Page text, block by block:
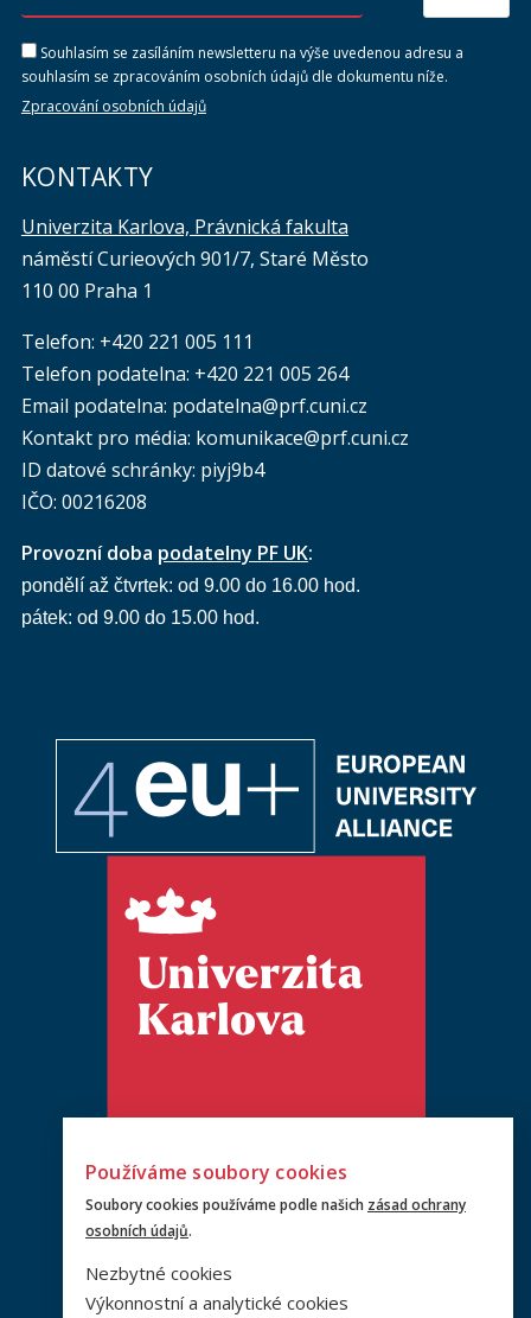
Souhlasím se zasíláním newsletteru na výše uvedenou adresu a
souhlasím se zpracováním osobních údajů dle dokumentu níže.
Zpracování osobních údajů
KONTAKTY
Univerzita Karlova, Právnická fakulta
náměstí Curieových 901/7, Staré Město
110 00 Praha 1
Telefon: +420 221 005 111
Telefon podatelna: +420 221 005 264
Email podatelna: podatelna@prf.cuni.cz
Kontakt pro média: komunikace@prf.cuni.cz
ID datové schránky: piyj9b4
IČO: 00216208
Provozní doba podatelny PF UK:
pondělí až čtvrtek: od 9.00 do 16.00 hod.
pátek: od 9.00 do 15.00 hod.
Používáme soubory cookies
Soubory cookies používáme podle našich zásad ochrany
osobních údajů.
Nezbytné cookies
Výkonnostní a analytické cookies